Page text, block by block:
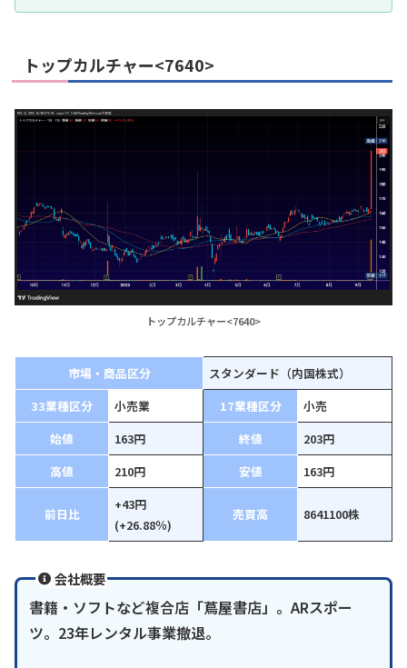
トップカルチャー<7640>
トップカルチャー<7640>
市場・商品区分
スタンダード（内国株式）
33業種区分
小売業 17業種区分
小売
始値
163円 終値
203円
高値
210円 安値 163円
前日比
+43円
(+26.88％)
売買高 8641100株
会社概要
書籍・ソフトなど複合店「蔦屋書店」。ARスポー
ツ。23年レンタル事業撤退。